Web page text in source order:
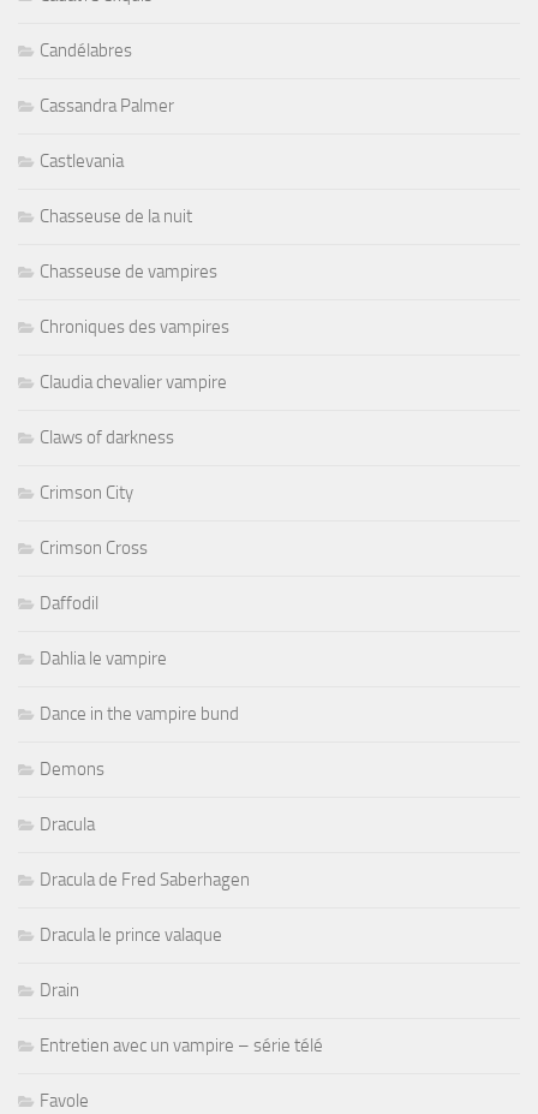
Candélabres
Cassandra Palmer
Castlevania
Chasseuse de la nuit
Chasseuse de vampires
Chroniques des vampires
Claudia chevalier vampire
Claws of darkness
Crimson City
Crimson Cross
Daffodil
Dahlia le vampire
Dance in the vampire bund
Demons
Dracula
Dracula de Fred Saberhagen
Dracula le prince valaque
Drain
Entretien avec un vampire – série télé
Favole